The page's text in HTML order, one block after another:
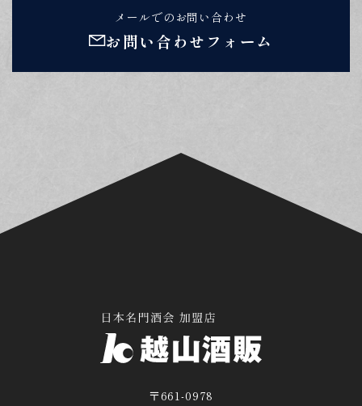
メールでのお問い合わせ
お問い合わせフォーム
〒661-0978